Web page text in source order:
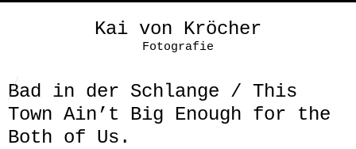
Kai von Kröcher
Fotografie
Bad in der Schlange / This
Town Ain’t Big Enough for the
Both of Us.